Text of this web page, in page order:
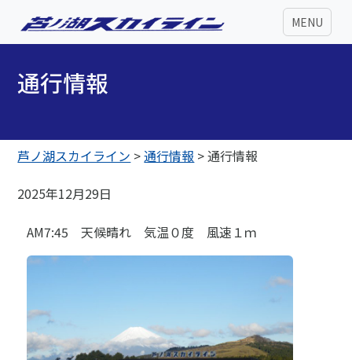
MENU
通行情報
芦ノ湖スカイライン >通行情報 >通行情報
2025年12月29日
AM7:45 天候晴れ 気温０度 風速１ｍ